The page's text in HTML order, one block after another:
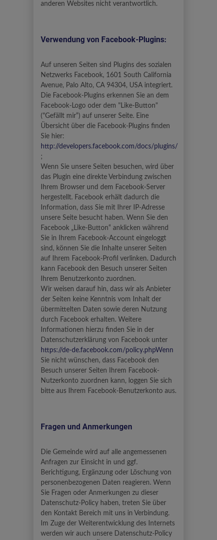
anderen Websites nicht verantwortlich.
Verwendung von Facebook-Plugins:
Auf unseren Seiten sind Plugins des sozialen
Netzwerks Facebook, 1601 South California
Avenue, Palo Alto, CA 94304, USA integriert.
Die Facebook-Plugins erkennen Sie an dem
Facebook-Logo oder dem "Like-Button"
("Gefällt mir“) auf unserer Seite. Eine
Übersicht über die Facebook-Plugins finden
Sie hier:
http://developers.facebook.com/docs/plugins/
;
Wenn Sie unsere Seiten besuchen, wird über
das Plugin eine direkte Verbindung zwischen
Ihrem Browser und dem Facebook-Server
hergestellt. Facebook erhält dadurch die
Information, dass Sie mit Ihrer IP-Adresse
unsere Seite besucht haben. Wenn Sie den
Facebook „Like-Button“ anklicken während
Sie in Ihrem Facebook-Account eingeloggt
sind, können Sie die Inhalte unserer Seiten
auf Ihrem Facebook-Profil verlinken. Dadurch
kann Facebook den Besuch unserer Seiten
Ihrem Benutzerkonto zuordnen.
Wir weisen darauf hin, dass wir als Anbieter
der Seiten keine Kenntnis vom Inhalt der
übermittelten Daten sowie deren Nutzung
durch Facebook erhalten. Weitere
Informationen hierzu finden Sie in der
Datenschutzerklärung von Facebook unter
https://de-de.facebook.com/policy.phpWenn
Sie nicht wünschen, dass Facebook den
Besuch unserer Seiten Ihrem Facebook-
Nutzerkonto zuordnen kann, loggen Sie sich
bitte aus Ihrem Facebook-Benutzerkonto aus.
Fragen und Anmerkungen
Die Gemeinde wird auf alle angemessenen
Anfragen zur Einsicht in und ggf.
Berichtigung, Ergänzung oder Löschung von
personenbezogenen Daten reagieren. Wenn
Sie Fragen oder Anmerkungen zu dieser
Datenschutz-Policy haben, treten Sie über
den Kontakt Bereich mit uns in Verbindung.
Im Zuge der Weiterentwicklung des Internets
werden wir auch unsere Datenschutz-Policy